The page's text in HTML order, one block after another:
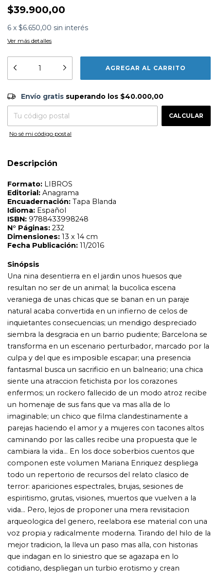
$39.900,00
6 x $6.650,00 sin interés
Ver más detalles
Envío gratis $40.000,00
Entregas para el CP: CAMBIAR CP
Envío gratis superando los $40.000,00
CALCULAR
No sé mi código postal
Descripción
Editorial:
Anagrama
Encuadernación:
Tapa Blanda
ISBN:
9788433998248
N°Páginas:232
Dimensiones:13 x 14 cm
Fecha Publicación:11/2016
veraniega de unas chicas que se banan en un paraje
natural acaba convertida en un infierno de celos de
siembra la desgracia en un barrio pudiente; Barcelona se
transforma en un escenario perturbador, marcado por la
culpa y del que es imposible escapar; una presencia
fantasmal busca un sacrificio en un balneario; una chica
siente una atraccion fetichista por los corazones
enfermos; un rockero fallecido de un modo atroz recibe
un homenaje de sus fans que va mas alla de lo
parejas haciendo el amor y a mujeres con tacones altos
caminando por las calles recibe una propuesta que le
cambiara la vida... En los doce soberbios cuentos que
componen este volumen Mariana Enriquez despliega
todo un repertorio de recursos del relato clasico de
terror: apariciones espectrales, brujas, sesiones de
espiritismo, grutas, visiones, muertos que vuelven a la
vida... Pero, lejos de proponer una mera revisitacion
arqueologica del genero, reelabora ese material con una
voz propia y radicalmente moderna. Tirando del hilo de la
mejor tradicion, la lleva un paso mas alla, con historias
que indagan en lo siniestro que se agazapa en lo
cotidiano, despliegan un turbio erotismo y crean
imagenes poderosisimas que dejan una huella indeleble.
Quienes descubrieron a Mariana Enriquez con Las cosas
que perdimos en el fuego tienen ahora en sus manos un
libro anterior, en el que ya aparece perfectamente
dibujado el universo de una escritora que conecta con
maestros modernos de la literatura de terror como
Shirley Jackson, Thomas Ligotti o su compatriota
Cortazar. Enriquez se asoma a los abismos mas
reconditos del alma humana, a las soterradas corrientes
de la sexualidad y la obsesion... Como ha dicho Leila
Guerriero: ´El terror, en los cuentos de Mariana Enriquez,
se desliza como un jadeo de agua negra sobre b aldosas
al sol. Como algo imposible que, sin embargo, podria
suceder.´